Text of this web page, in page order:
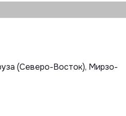
(Северо-Восток), Мирзо-